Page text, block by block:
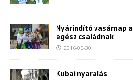
Nyárindító vasárnap
egész családnak
2016-05-30
Kubai nyaralás